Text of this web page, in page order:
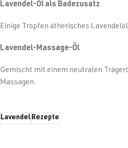
Lavendel-Öl als Badezusatz
Einige Tropfen ätherisches
Lavendel-Massage-Öl
Gemischt mit einem neutralen
Massagen.
LavendelRezepte